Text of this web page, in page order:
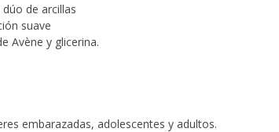
de arcillas
suave
Avène y glicerina.
embarazadas, adolescentes y adultos.